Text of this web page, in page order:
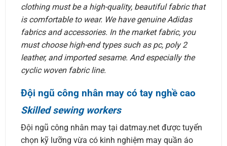
clothing must be a high-quality, beautiful fabric that
is comfortable to wear. We have genuine Adidas
fabrics and accessories. In the market fabric, you
must choose high-end types such as pc, poly 2
leather, and imported sesame. And especially the
cyclic woven fabric line.
Đội ngũ công nhân may có tay nghề cao
Skilled sewing workers
Đội ngũ công nhân may tại datmay.net được tuyển
chọn kỹ lưỡng vừa có kinh nghiệm may quần áo